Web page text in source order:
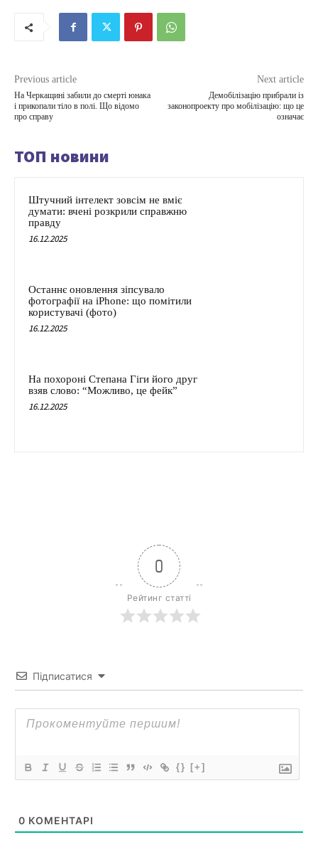
Previous article
На Черкащині забили до смерті юнака
і прикопали тіло в полі. Що відомо
про справу
Next article
Демобілізацію прибрали із
законопроекту про мобілізацію: що це
означає
ТОП новини
Штучний інтелект зовсім не вміє
думати: вчені розкрили справжню
правду
16.12.2025
Останнє оновлення зіпсувало
фотографії на iPhone: що помітили
користувачі (фото)
16.12.2025
На похороні Степана Гіги його друг
взяв слово: “Можливо, це фейк”
16.12.2025
0
Рейтинг статті
Підписатися
{} [+]
0 КОМЕНТАРІ